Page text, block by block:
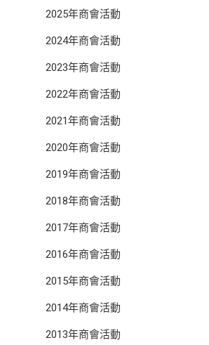
2025年商會活動
2024年商會活動
2023年商會活動
2022年商會活動
2021年商會活動
2020年商會活動
2019年商會活動
2018年商會活動
2017年商會活動
2016年商會活動
2015年商會活動
2014年商會活動
2013年商會活動